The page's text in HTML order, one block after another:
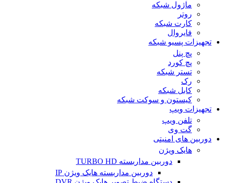
ماژول شبکه
روتر
کارت شبکه
فایروال
تجهیزات پسیو شبکه
پچ پنل
پچ کورد
تستر شبکه
رک
کابل شبکه
کیستون و سوکت شبکه
تجهیزات ویپ
تلفن ویپ
گت وی
دوربین های امنیتی
هایک ویژن
دوربین مداربسته TURBO HD
دوربین مداربسته هایک ویژن IP